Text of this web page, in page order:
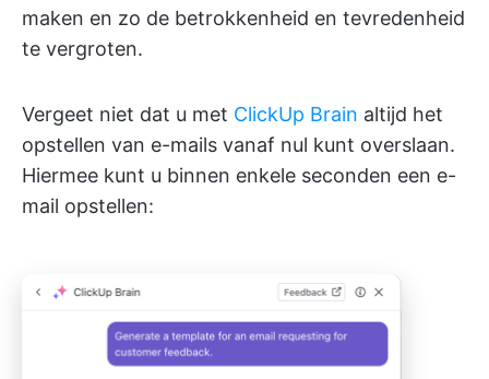
maken en zo de betrokkenheid en tevredenheid
te vergroten.
Vergeet niet dat u met ClickUp Brain altijd het
opstellen van e-mails vanaf nul kunt overslaan.
Hiermee kunt u binnen enkele seconden een e-
mail opstellen: